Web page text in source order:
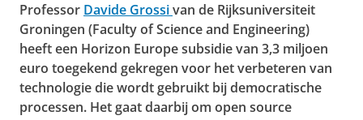
Professor Davide Grossivan de Rijksuniversiteit
Groningen (Faculty of Science and Engineering)
heeft een Horizon Europe subsidie van 3,3 miljoen
euro toegekend gekregen voor het verbeteren van
technologie die wordt gebruikt bij democratische
processen. Het gaat daarbij om open source